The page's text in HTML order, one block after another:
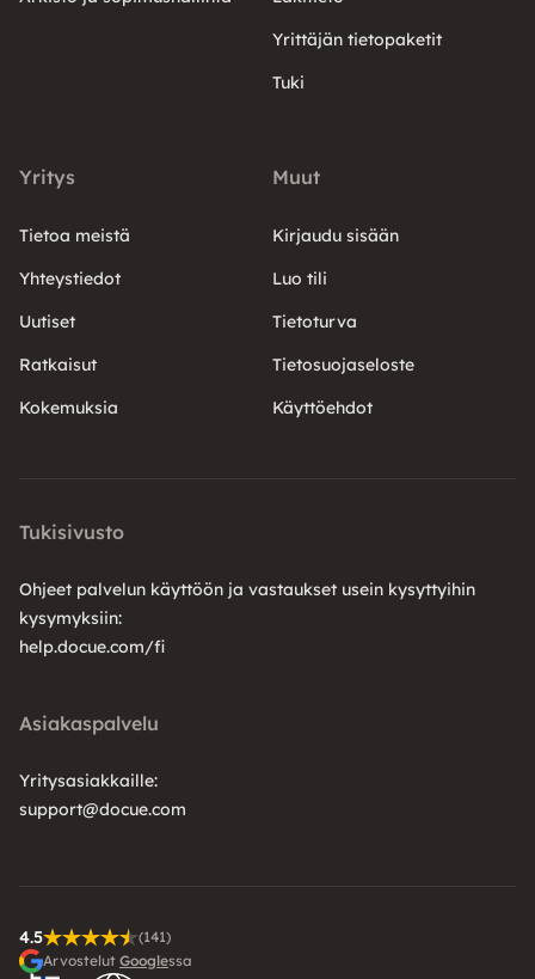
Yrittäjän tietopaketit
Tuki
Yritys
Tietoa meistä
Yhteystiedot
Uutiset
Ratkaisut
Kokemuksia
Muut
Kirjaudu sisään
Luo tili
Tietoturva
Tietosuojaseloste
Käyttöehdot
Tukisivusto
Ohjeet palvelun käyttöön ja vastaukset usein kysyttyihin
kysymyksiin:
help.docue.com/fi
Asiakaspalvelu
Yritysasiakkaille:
support@docue.com
4.5
(141)
Arvostelut Googlessa